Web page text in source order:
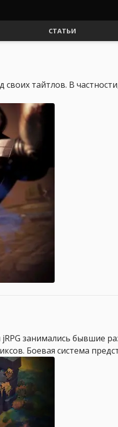
СТАТЬИ
тайтлов. В
занимались бывшие
Боевая система